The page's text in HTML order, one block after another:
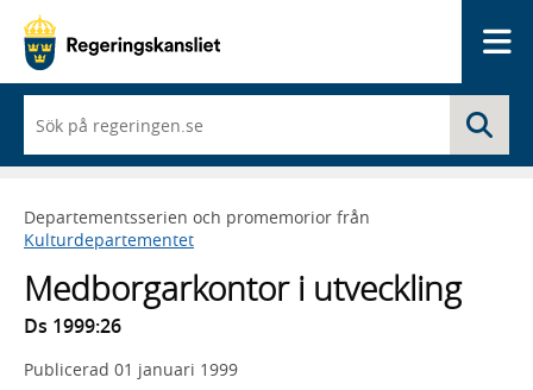
du
börjar
skriva
framträder
en
med
sökförslag
Departementsserien och promemorior från
Kulturdepartementet
Medborgarkontor i utveckling
Ds 1999:26
Publicerad 01 januari 1999